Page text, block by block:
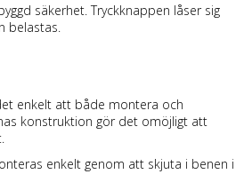
säkerhet. Tryckknappen låser sig
belastas.
enkelt att både montera och
konstruktion gör det omöjligt att
enkelt genom att skjuta i benen i